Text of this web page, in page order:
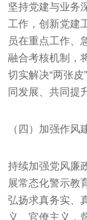
坚持党建与业务
工作，创新党建
员在重点工作、
融合考核机制，
切实解决“两张
同发展、共同提
（四）加强作
持续加强党风廉
展常态化警示教
弘扬求真务实、
义、官僚主义，